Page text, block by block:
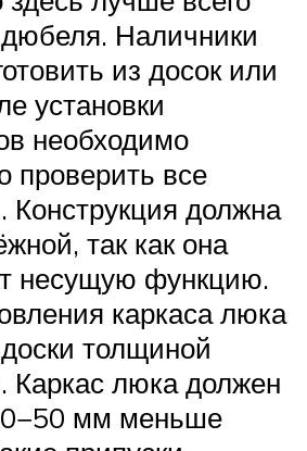
Наличники
из досок или
установки
необходимо
проверить все
Конструкция должна
так как она
несущую функцию.
каркаса люка
толщиной
Каркас люка должен
мм меньше